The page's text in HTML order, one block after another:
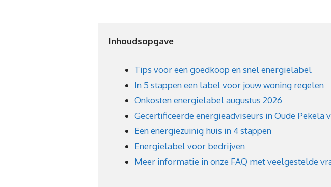
Inhoudsopgave
Tips voor een goedkoop en snel energielabel
In 5 stappen een label voor jouw woning regelen
Onkosten energielabel augustus 2026
Gecertificeerde energieadviseurs in Oude Pekela
Een energiezuinig huis in 4 stappen
Energielabel voor bedrijven
Meer informatie in onze FAQ met veelgestelde